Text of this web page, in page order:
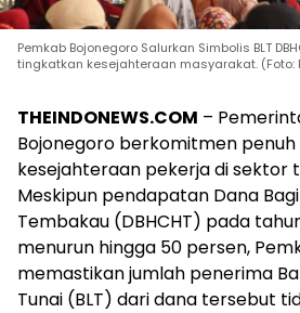
Pemkab Bojonegoro Salurkan Simbolis BLT
tingkatkan kesejahteraan masyarakat. (Foto:
THEINDONEWS.COM –
Bojonegoro berkomitmen
kesejahteraan pekerja di sektor
Meskipun pendapatan Dana Bagi
Tembakau (DBHCHT) pada
menurun hingga 50 persen,
memastikan jumlah penerima
Tunai (BLT) dari dana tersebut